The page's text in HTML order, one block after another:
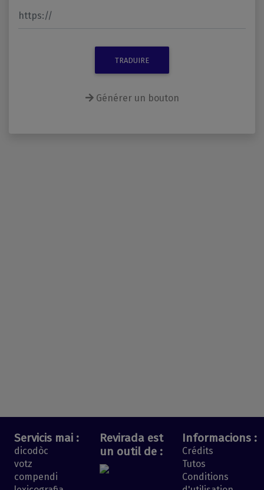
TRADUIRE
Générer un bouton
Servicis mai :
dicodòc
votz
compendi
Revirada est
un outil de :
Informacions :
Crédits
Tutos
Conditions